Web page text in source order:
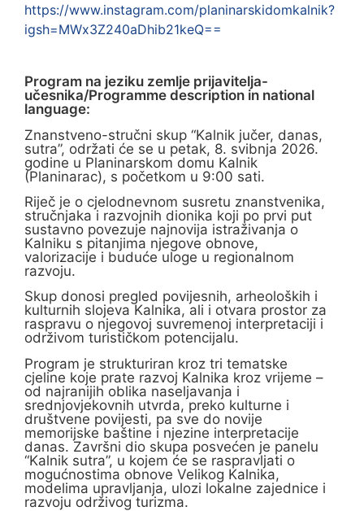
https://www.instagram.com/planinarskidomkalnik?
igsh=MWx3Z240aDhib21keQ==
Program na jeziku zemlje prijavitelja-
učesnika/Programme description in national
language:
Znanstveno-stručni skup “Kalnik jučer, danas,
sutra”, održati će se u petak, 8. svibnja 2026.
godine u Planinarskom domu Kalnik
(Planinarac), s početkom u 9:00 sati.
Riječ je o cjelodnevnom susretu znanstvenika,
stručnjaka i razvojnih dionika koji po prvi put
sustavno povezuje najnovija istraživanja o
Kalniku s pitanjima njegove obnove,
valorizacije i buduće uloge u regionalnom
razvoju.
Skup donosi pregled povijesnih, arheoloških i
kulturnih slojeva Kalnika, ali i otvara prostor za
raspravu o njegovoj suvremenoj interpretaciji i
održivom turističkom potencijalu.
Program je strukturiran kroz tri tematske
cjeline koje prate razvoj Kalnika kroz vrijeme –
od najranijih oblika naseljavanja i
srednjovjekovnih utvrda, preko kulturne i
društvene povijesti, pa sve do novije
memorijske baštine i njezine interpretacije
danas. Završni dio skupa posvećen je panelu
“Kalnik sutra”, u kojem će se raspravljati o
mogućnostima obnove Velikog Kalnika,
modelima upravljanja, ulozi lokalne zajednice i
razvoju održivog turizma.